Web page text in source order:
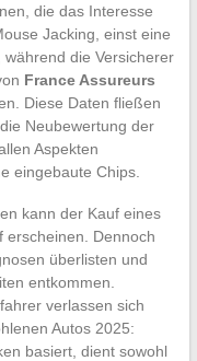
die das Interesse
Jacking, einst eine
während die Versicherer
France Assureurs
Diese Daten fließen
Neubewertung der
Aspekten
eingebaute Chips.
kann der Kauf eines
erscheinen. Dennoch
überlisten und
entkommen.
verlassen sich
Autos 2025:
basiert, dient sowohl